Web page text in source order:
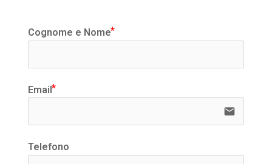
Cognome e Nome
Email
email
Telefono